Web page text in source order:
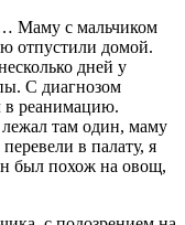
Маму с мальчиком
отпустили домой.
дней у
С диагнозом
в реанимацию.
там один, маму
в палату, я
был похож на овощ,